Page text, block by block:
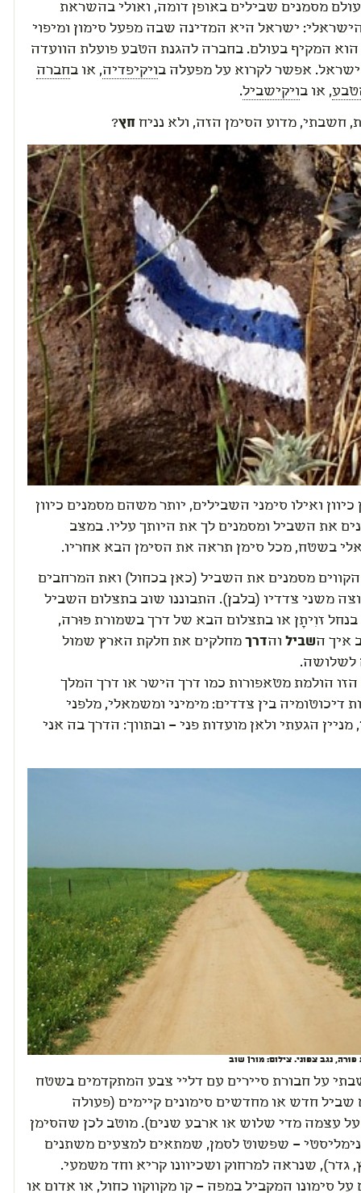
מסמנים שבילים באופן דומה, ואולי בהשראת
ישראל היא המדינה שבה מפעל סימון ומיפוי
המקיף בעולם. בחברה להגנת הטבע פועלת הוועדה
אפשר לקרוא על מפעלה בויקיפדיה, או בחברה
, או בויקישביל.
חשבתי, מדוע הסימן הזה, ולא נניח חץ?
ואילו סימני השבילים, יותר משהם מסמנים כיוון
את השביל ומסמנים לך את היותך עליו. במצב
בשטח, מכל סימן תראה את הסימן הבא אחריו.
מסמנים את השביל (כאן בכחול) ואת המרחבים
משני צדדיו (בלבן). התבוננו שוב בתצלום השביל
זוִיתָן או בתצלום הבא של דרך בשמורת פּוּרה,
איך השביל והדרך מחלקים את חלקת הארץ שמול
לשלושה.
הולמת מטאפורות כמו דרך הישר או דרך המלך
דיכוטומיה בין צדדים: מימיני ומשמאלי, מלפני
מניין הגעתי ולאן מועדות פני – ובתווך: הדרך בה אני
נגב צפוני. צילום: מורן שוב
ועוד: חשבתי על חבורת סיירים עם דליי צבע המתקדמים בשטח
שביל חדש או מחדשים סימונים קיימים (פעולה
עצמה מדי שלוש או ארבע שנים). מוטב לכן שהסימן
– שפשוט לסמן, שמתאים למצעים משתנים
גדר), שנראה למרחוק ושכיוונו קריא וחד משמעי.
סימונו המקביל במפה – קו מקווקוו כחול, או אדום או